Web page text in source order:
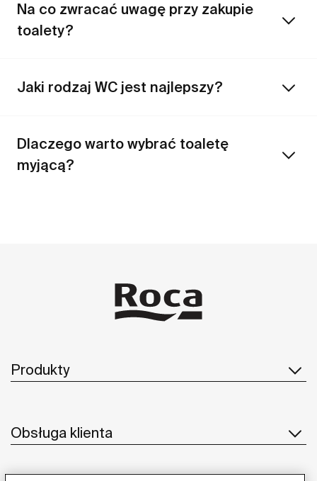
Na co zwracać uwagę przy zakupie
toalety?
Jaki rodzaj WC jest najlepszy?
Dlaczego warto wybrać toaletę
myjącą?
Produkty
Obsługa klienta